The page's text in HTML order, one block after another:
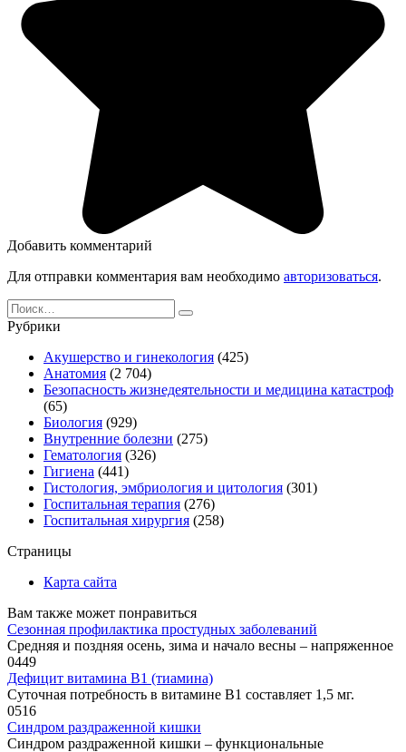
Добавить комментарий
Для отправки комментария вам необходимо авторизоваться.
Search
for:
Рубрики
Акушерство и гинекология (425)
Анатомия (2 704)
Безопасность жизнедеятельности и медицина катастроф
(65)
Биология (929)
Внутренние болезни (275)
Гематология (326)
Гигиена (441)
Гистология, эмбриология и цитология (301)
Госпитальная терапия (276)
Госпитальная хирургия (258)
Страницы
Карта сайта
Вам также может понравиться
Сезонная профилактика простудных заболеваний
Средняя и поздняя осень, зима и начало весны – напряженное
0449
Дефицит витамина В1 (тиамина)
Суточная потребность в витамине В1 составляет 1,5 мг.
0516
Синдром раздраженной кишки
Синдром раздраженной кишки – функциональные